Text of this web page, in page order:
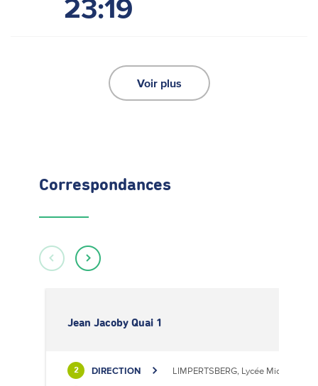
23:19
Voir plus
Correspondances
Jean Jacoby Quai 1
2 DIRECTION LIMPERTSBERG, Lycée Michel